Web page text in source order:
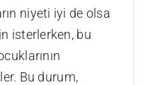
niyeti iyi de olsa
isterlerken, bu
Bu durum,